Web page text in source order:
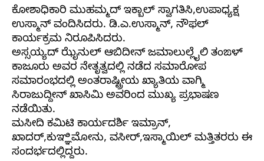
ಕೋಶಾಧಿಕಾರಿ ಮುಹಮ್ಮದ್ ಇಕ್ಬಾಲ್ ಸ್ವಾಗತಿಸಿ,ಉಪಾಧ್ಯಕ್ಷ
ಉಸ್ಮಾನ್ ವಂದಿಸಿದರು. ಡಿ.ಎ.ಉಸ್ಮಾನ್, ನೌಫಲ್
ಕಾರ್ಯಕ್ರಮ ನಿರೂಪಿಸಿದರು.
ಅಸ್ಸಯ್ಯದ್ ಝೈನುಲ್ ಆಬಿದೀನ್ ಜಮಾಲುಲ್ಲೈಲಿ ತಂಙಳ್
ಕಾಜೂರು ಅವರ ನೇತೃತ್ವದಲ್ಲಿ ನಡೆದ ಸಮಾರೋಪ
ಸಮಾರಂಭದಲ್ಲಿ ಅಂತರಾಷ್ಟ್ರೀಯ ಖ್ಯಾತಿಯ ವಾಗ್ಮಿ
ಸಿರಾಜುದ್ದೀನ್ ಖಾಸಿಮಿ ಅವರಿಂದ ಮುಖ್ಯ ಪ್ರಭಾಷಣ
ನಡೆಯಿತು.
ಮಸೀದಿ ಕಮಿಟಿ ಕಾರ್ಯದರ್ಶಿ ಇಮ್ರಾನ್,
ಖಾದರ್,ಕುಞ್ಞಿಮೋನು, ವಸೀರ್,ಇಸ್ಮಾಯಿಲ್ ಮತ್ತಿತರರು ಈ
ಸಂದರ್ಭದಲ್ಲಿದ್ದರು.